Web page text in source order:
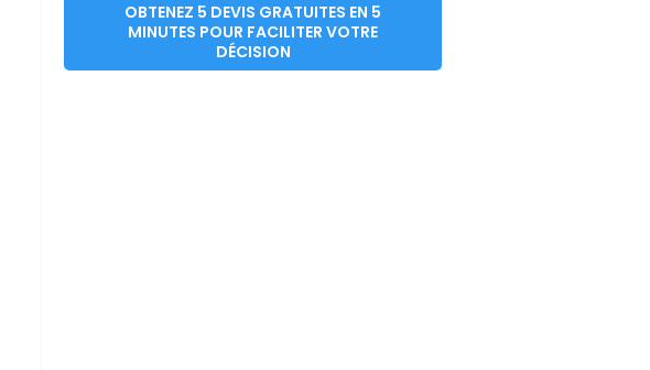
OBTENEZ 5 DEVIS GRATUITES EN 5
MINUTES POUR FACILITER VOTRE
DÉCISION